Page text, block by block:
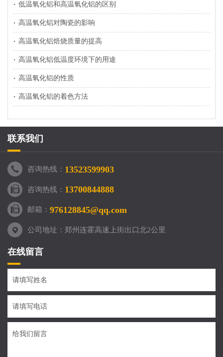
低温氧化铝和高温氧化铝的区别
高温氧化铝对陶瓷的影响
高温氧化铝焙烧质量的提高
高温氧化铝低温度环境下的用途
高温氧化铝的性质
高温氧化铝的着色方法
联系我们
咨询热线： 13523599903
咨询热线： 13700844888
邮箱： 976128845@qq.com
公司地址：郑州连霍高速上街出口北2公里
在线留言